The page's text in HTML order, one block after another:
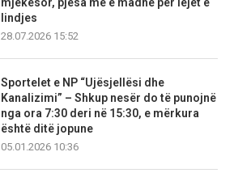
lindjes
28.07.2026 15:52
Sportelet e NP “Ujësjellësi dhe
Kanalizimi” – Shkup nesër do të punojnë
nga ora 7:30 deri në 15:30, e mërkura
është ditë jopune
05.01.2026 10:36